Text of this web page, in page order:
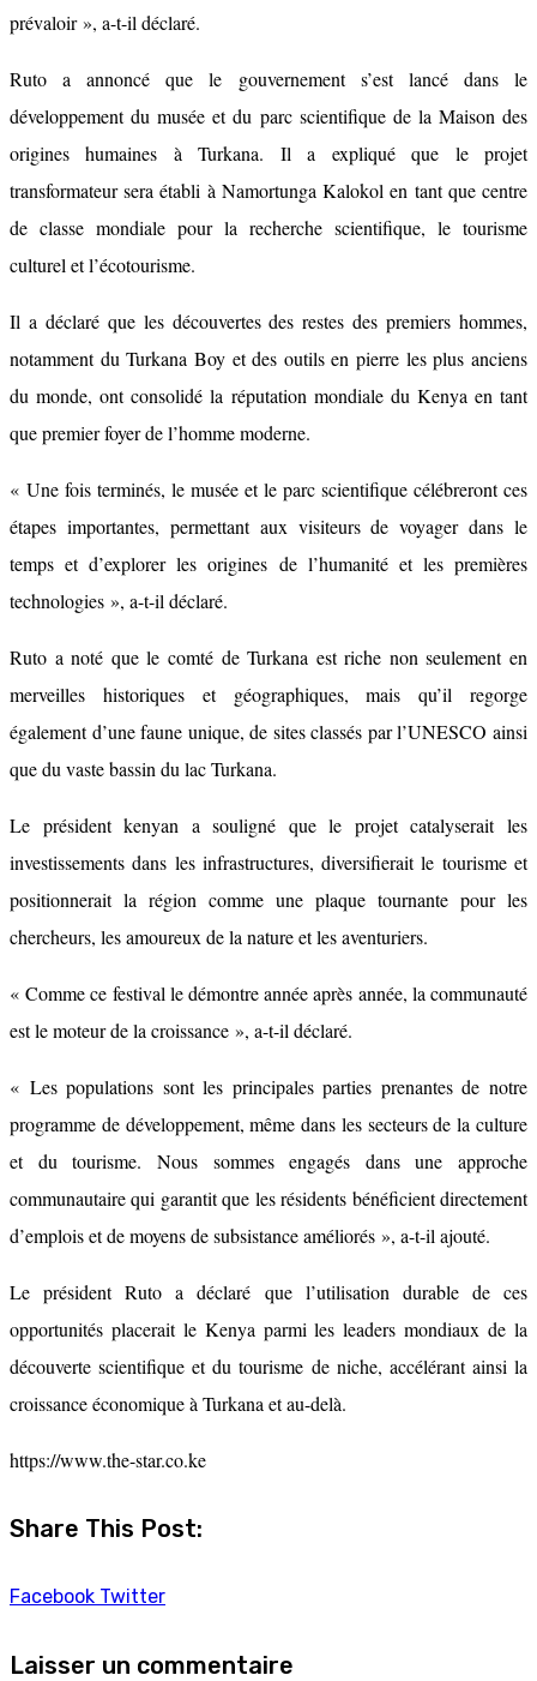
prévaloir », a-t-il déclaré.
Ruto a annoncé que le gouvernement s’est lancé dans le
développement du musée et du parc scientifique de la Maison des
origines humaines à Turkana. Il a expliqué que le projet
transformateur sera établi à Namortunga Kalokol en tant que centre
de classe mondiale pour la recherche scientifique, le tourisme
culturel et l’écotourisme.
Il a déclaré que les découvertes des restes des premiers hommes,
notamment du Turkana Boy et des outils en pierre les plus anciens
du monde, ont consolidé la réputation mondiale du Kenya en tant
que premier foyer de l’homme moderne.
« Une fois terminés, le musée et le parc scientifique célébreront ces
étapes importantes, permettant aux visiteurs de voyager dans le
temps et d’explorer les origines de l’humanité et les premières
technologies », a-t-il déclaré.
Ruto a noté que le comté de Turkana est riche non seulement en
merveilles historiques et géographiques, mais qu’il regorge
également d’une faune unique, de sites classés par l’UNESCO ainsi
que du vaste bassin du lac Turkana.
Le président kenyan a souligné que le projet catalyserait les
investissements dans les infrastructures, diversifierait le tourisme et
positionnerait la région comme une plaque tournante pour les
chercheurs, les amoureux de la nature et les aventuriers.
« Comme ce festival le démontre année après année, la communauté
est le moteur de la croissance », a-t-il déclaré.
« Les populations sont les principales parties prenantes de notre
programme de développement, même dans les secteurs de la culture
et du tourisme. Nous sommes engagés dans une approche
communautaire qui garantit que les résidents bénéficient directement
d’emplois et de moyens de subsistance améliorés », a-t-il ajouté.
Le président Ruto a déclaré que l’utilisation durable de ces
opportunités placerait le Kenya parmi les leaders mondiaux de la
découverte scientifique et du tourisme de niche, accélérant ainsi la
croissance économique à Turkana et au-delà.
https://www.the-star.co.ke
Share This Post:
Facebook TwitterYoutube
LinkedIn
Whatsapp
Laisser un commentaire